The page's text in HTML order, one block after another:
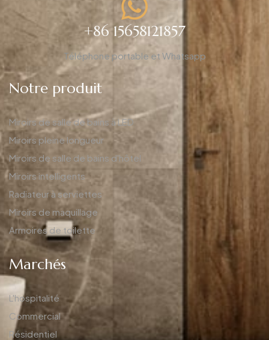
+86 15658121857
Téléphone portable et Whatsapp
Notre produit
Miroirs de salle de bains à LED
Miroirs pleine longueur
Miroirs de salle de bains d'hôtel
Miroirs intelligents
Radiateur à serviettes
Miroirs de maquillage
Armoires de toilette
Marchés
L'hospitalité
Commercial
Résidentiel